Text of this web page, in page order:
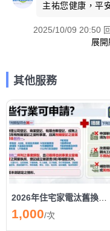
主祐您健康，平
2025/10/09 20:50
展
其他服務
1,000/次